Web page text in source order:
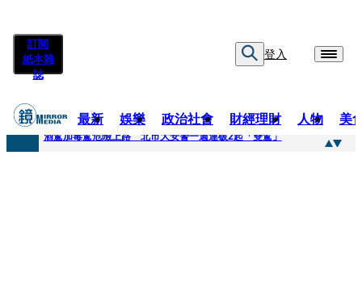
訂閱
紙本雜
誌
登入
最新 娛樂 政治社會 財經理財 人物 美
快訊
酒駕加毒駕危險上路 北市大安警一週連破2起「雙駕」